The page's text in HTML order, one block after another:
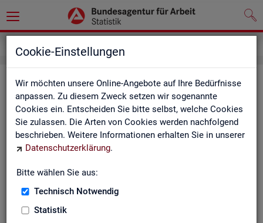
Cookie-Einstellungen
Wir möchten unsere Online-Angebote auf Ihre Bedürfnisse
anpassen. Zu diesem Zweck setzen wir sogenannte
Cookies ein. Entscheiden Sie bitte selbst, welche Cookies
Sie zulassen. Die Arten von Cookies werden nachfolgend
beschrieben. Weitere Informationen erhalten Sie in unserer
Datenschutzerklärung.
Bitte wählen Sie aus:
Technisch Notwendig
Statistik
News­let­ter Sta­tis­tik und Ar­beits­
markt­be­richt­erstat­tung der BA
Mit dem mo­nat­li­chen News­let­ter in­for­mie­ren wir Sie über
ver­schie­de­ne The­men und ak­tu­el­le Ent­wick­lun­gen.
ak­tu­el­le Be­rich­te, wie z. B. den Mo­nats­be­richt und den BA-
neue Ver­öf­fent­li­chun­gen,
Son­der­be­rich­te,